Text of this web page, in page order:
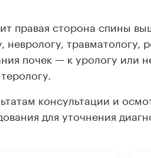
правая сторона спины
неврологу, травматологу,
почек — к урологу или
консультации и
для уточнения